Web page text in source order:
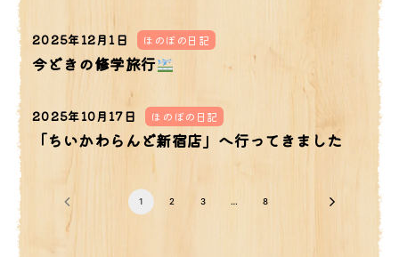
2025年12月1日 ほのぼの日記
今どきの修学旅行
2025年10月17日 ほのぼの日記
「ちいかわらんど新宿店」へ行ってきました
1 2 3 … 8